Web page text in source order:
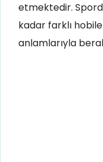
etmektedir.
kadar farklı
anlamlarıyla